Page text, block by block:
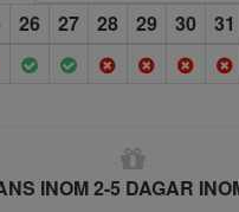
26 27 28 29 30 31
INOM 2-5 DAGAR